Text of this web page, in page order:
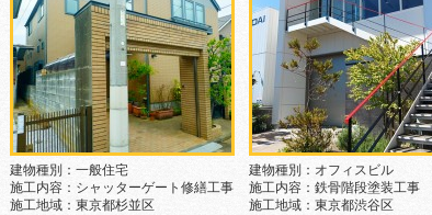
建物種別：一般住宅
施工内容：シャッターゲート修繕工事
施工地域：東京都杉並区
建物種別：オフィスビル
施工内容：鉄骨階段塗装工事
施工地域：東京都渋谷区